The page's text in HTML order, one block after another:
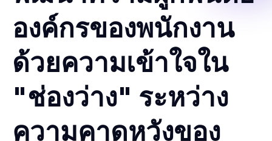
องค์กรของพนักงาน
ด้วยความเข้าใจใน
"ช่องว่าง" ระหว่าง
ความคาดหวังของ